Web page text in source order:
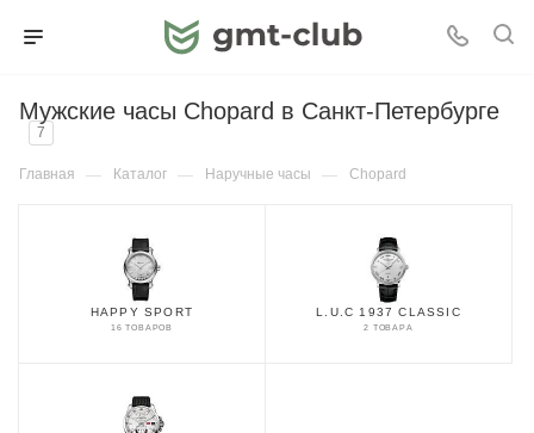
Мужские часы Chopard в Санкт-Петербурге
7
Главная — Каталог — Наручные часы — Chopard
HAPPY SPORT
16 ТОВАРОВ
L.U.C 1937 CLASSIC
2 ТОВАРА